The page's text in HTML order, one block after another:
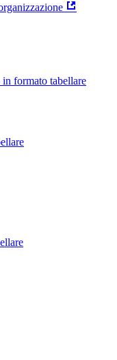
formato tabellare